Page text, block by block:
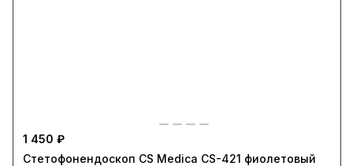
1 450 ₽
Стетофонендоскоп CS Medica CS-421 фиолетовый